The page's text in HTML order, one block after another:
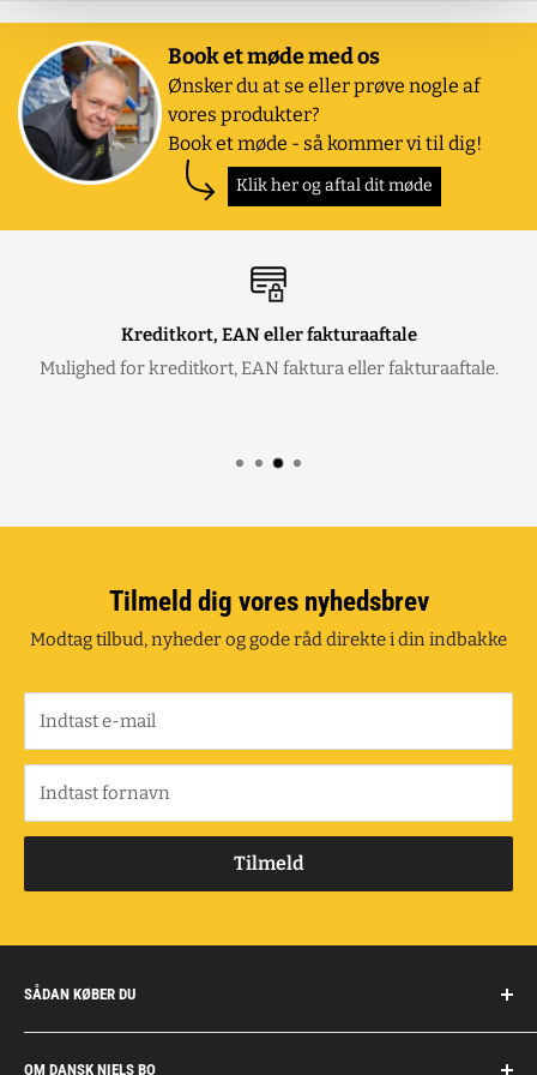
Book et møde med os
Ønsker du at se eller prøve nogle af
vores produkter?
Book et møde - så kommer vi til dig!
Klik her og aftal dit møde
Kreditkort, EAN eller fakturaaftale
Mulighed for kreditkort, EAN faktura eller fakturaaftale.
Tilmeld dig vores nyhedsbrev
Modtag tilbud, nyheder og gode råd direkte i din indbakke
Indtast e-mail
Indtast fornavn
Tilmeld
SÅDAN KØBER DU
OM DANSK NIELS BO